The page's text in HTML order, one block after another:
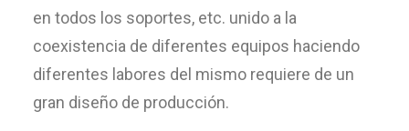
en todos los soportes, etc. unido a la
coexistencia de diferentes equipos haciendo
diferentes labores del mismo requiere de un
gran diseño de producción.